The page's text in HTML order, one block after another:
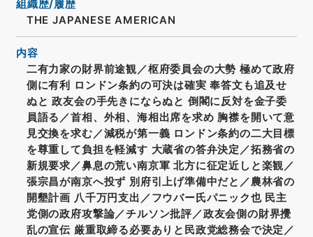
組織歴/履歴
THE JAPANESE AMERICAN
内容
二有力家の財界前途観／枢府委員会の大勢 極めて政府
側に有利 ロンドン条約の可決は確実 奉答文も追及せ
ぬと 政友会の手先きにならぬと 倒閣に反対を金子委
員語る／首相、外相、海相出席を求め 胸襟を開いて意
見交換を求む／減税が第一義 ロンドン条約の二大目標
を尊重して負担を軽減す 大蔵省の答弁決定／拓務省の
新規要求／鼻息の荒い南京軍 北方に征定近しと楽観／
張宗昌が南京へ投ず 別府引上げ準備中だと／農林省の
開墾計画 八千万円支出／フウバー氏パニック也 民主
党側の政府攻撃論／チルソン批評／政友会側の財界攪
乱の宣伝 厳重取締る必要ありと民政党総務会で決定／